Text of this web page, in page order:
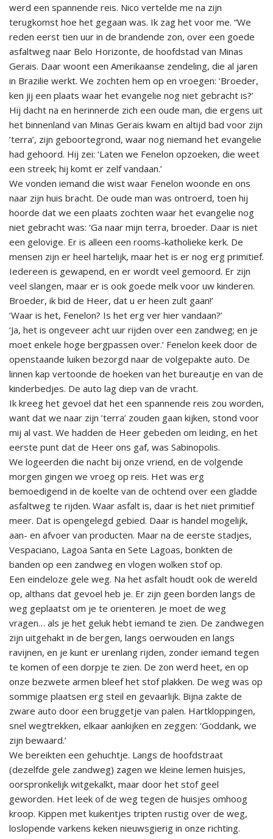
werd een spannende reis. Nico vertelde me na zijn
terugkomst hoe het gegaan was. Ik zag het voor me. “We
reden eerst tien uur in de brandende zon, over een goede
asfaltweg naar Belo Horizonte, de hoofdstad van Minas
Gerais. Daar woont een Amerikaanse zendeling, die al jaren
in Brazilie werkt. We zochten hem op en vroegen: ‘Broeder,
ken jij een plaats waar het evangelie nog niet gebracht is?’
Hij dacht na en herinnerde zich een oude man, die ergens uit
het binnenland van Minas Gerais kwam en altijd bad voor zijn
’terra’, zijn geboortegrond, waar nog niemand het evangelie
had gehoord. Hij zei: ‘Laten we Fenelon opzoeken, die weet
een streek; hij komt er zelf vandaan.’
We vonden iemand die wist waar Fenelon woonde en ons
naar zijn huis bracht. De oude man was ontroerd, toen hij
hoorde dat we een plaats zochten waar het evangelie nog
niet gebracht was: ‘Ga naar mijn terra, broeder. Daar is niet
een gelovige. Er is alleen een rooms-katholieke kerk. De
mensen zijn er heel hartelijk, maar het is er nog erg primitief.
Iedereen is gewapend, en er wordt veel gemoord. Er zijn
veel slangen, maar er is ook goede melk voor uw kinderen.
Broeder, ik bid de Heer, dat u er heen zult gaan!’
‘Waar is het, Fenelon? Is het erg ver hier vandaan?’
‘Ja, het is ongeveer acht uur rijden over een zandweg; en je
moet enkele hoge bergpassen over.’ Fenelon keek door de
openstaande luiken bezorgd naar de volgepakte auto. De
linnen kap vertoonde de hoeken van het bureautje en van de
kinderbedjes. De auto lag diep van de vracht.
Ik kreeg het gevoel dat het een spannende reis zou worden,
want dat we naar zijn ’terra’ zouden gaan kijken, stond voor
mij al vast. We hadden de Heer gebeden om leiding, en het
eerste punt dat de Heer ons gaf, was Sabinopolis.
We logeerden die nacht bij onze vriend, en de volgende
morgen gingen we vroeg op reis. Het was erg
bemoedigend in de koelte van de ochtend over een gladde
asfaltweg te rijden. Waar asfalt is, daar is het niet primitief
meer. Dat is opengelegd gebied. Daar is handel mogelijk,
aan- en afvoer van producten. Maar na de eerste stadjes,
Vespaciano, Lagoa Santa en Sete Lagoas, bonkten de
banden op een zandweg en vlogen wolken stof op.
Een eindeloze gele weg. Na het asfalt houdt ook de wereld
op, althans dat gevoel heb je. Er zijn geen borden langs de
weg geplaatst om je te orienteren. Je moet de weg
vragen… als je het geluk hebt iemand te zien. De zandwegen
zijn uitgehakt in de bergen, langs oerwouden en langs
ravijnen, en je kunt er urenlang rijden, zonder iemand tegen
te komen of een dorpje te zien. De zon werd heet, en op
onze bezwete armen bleef het stof plakken. De weg was op
sommige plaatsen erg steil en gevaarlijk. Bijna zakte de
zware auto door een bruggetje van palen. Hartkloppingen,
snel wegtrekken, elkaar aankijken en zeggen: ‘Goddank, we
zijn bewaard.’
We bereikten een gehuchtje. Langs de hoofdstraat
(dezelfde gele zandweg) zagen we kleine lemen huisjes,
oorspronkelijk witgekalkt, maar door het stof geel
geworden. Het leek of de weg tegen de huisjes omhoog
kroop. Kippen met kuikentjes tripten rustig over de weg,
loslopende varkens keken nieuwsgierig in onze richting.